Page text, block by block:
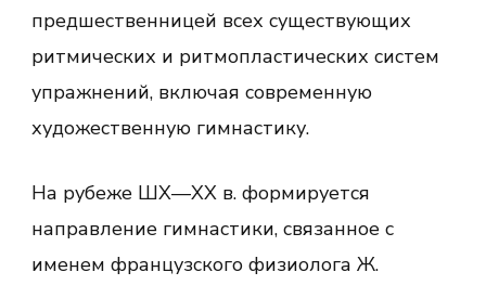
предшественницей всех существующих
ритмических и ритмопластических систем
упражнений, включая современную
художественную гимнастику.
На рубеже ШХ—ХХ в. формируется
направление гимнастики, связанное с
именем французского физиолога Ж.